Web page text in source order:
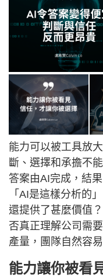
能力可以被工具放
斷、選擇和承擔不
答案由AI完成，結
「AI是這樣分析的
還提供了甚麼價值
否真正理解公司需
產量，團隊自然容
能力讓你被看